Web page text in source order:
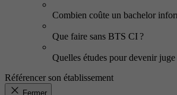
Combien coûte un bachelor
Que faire sans BTS CI ?
Quelles études pour devenir juge
Référencer son établissement
Fermer